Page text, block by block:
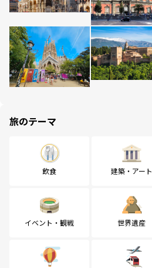
旅のテーマ
飲食 建築・アート
イベント・観戦 世界遺産